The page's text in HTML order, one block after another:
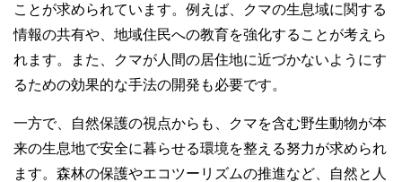
ことが求められています。例えば、クマの生息域に関する
情報の共有や、地域住民への教育を強化することが考えら
れます。また、クマが人間の居住地に近づかないようにす
るための効果的な手法の開発も必要です。
一方で、自然保護の視点からも、クマを含む野生動物が本
来の生息地で安全に暮らせる環境を整える努力が求められ
ます。森林の保護やエコツーリズムの推進など、自然と人